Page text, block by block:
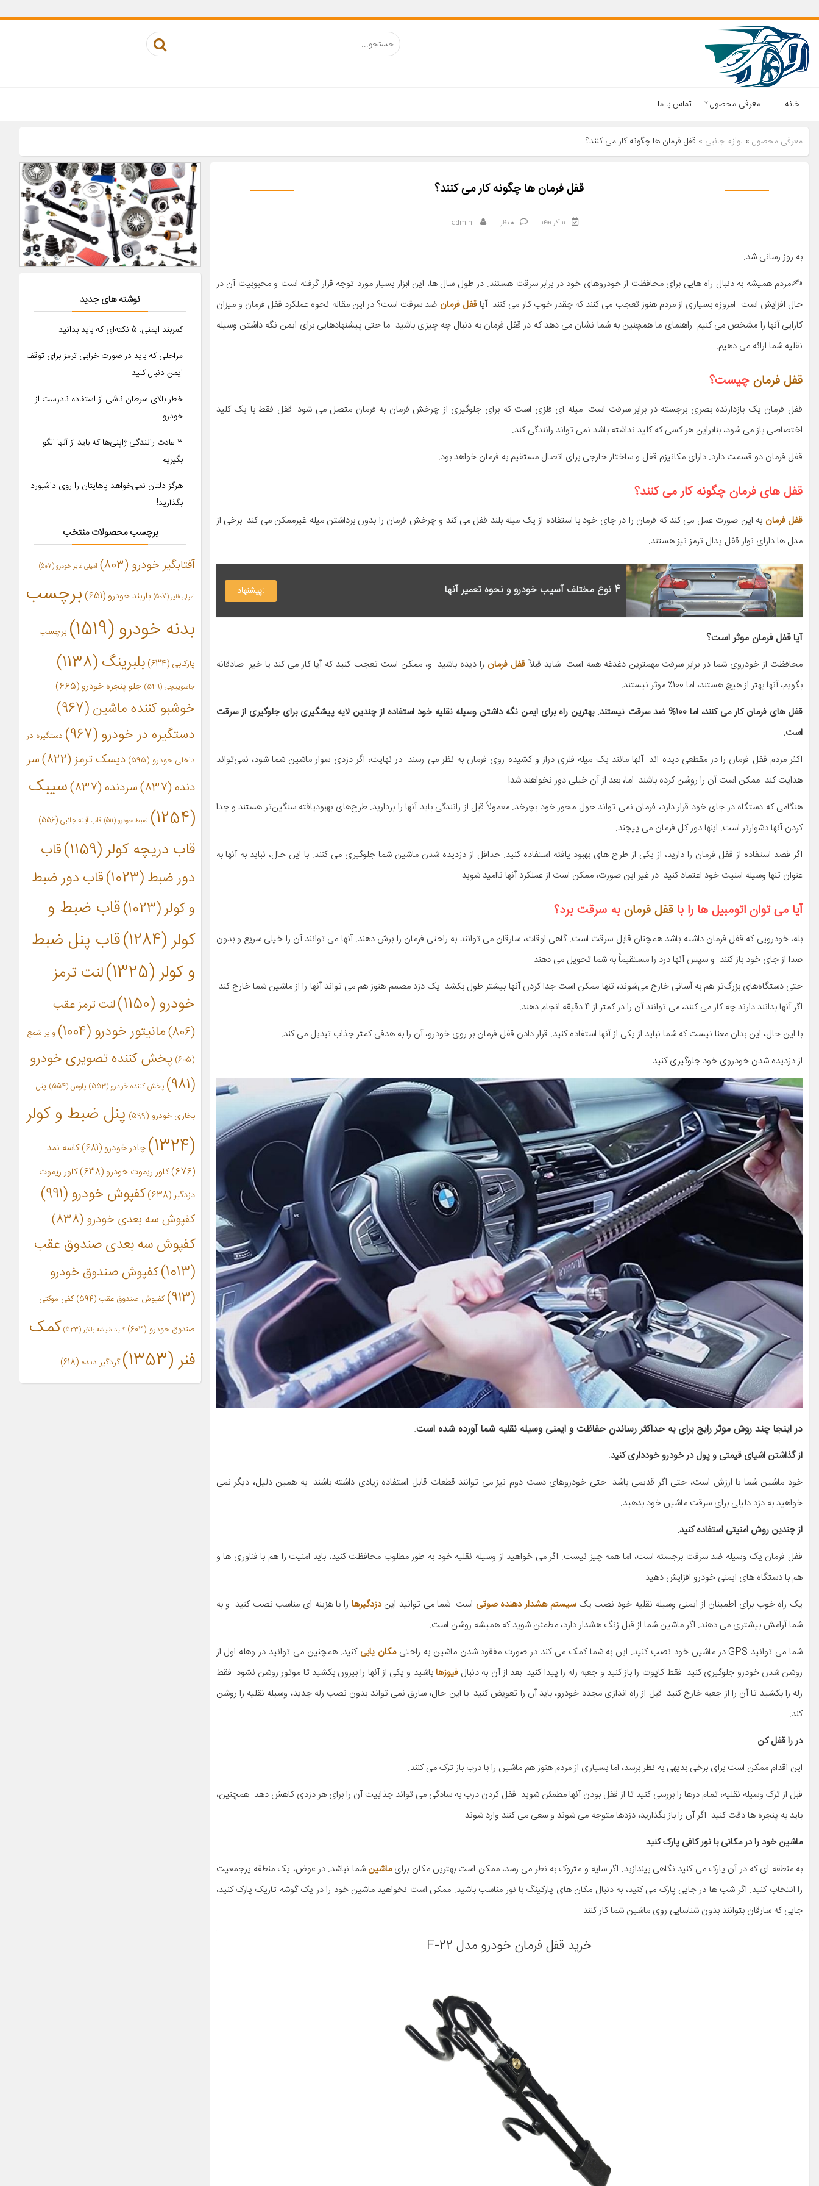
خانه معرفی محصول تماس با ما
معرفی محصول» لوازم جانبی » قفل فرمان ها چگونه کار می کنند؟
قفل فرمان ها چگونه کار می کنند؟
۱۱ آذر ۱۴۰۱ 0 نظر
به روز رسانی شد.
✍مردم همیشه به دنبال راه هایی برای محافظت از خودروهای خود در برابر سرقت هستند. در طول سال ها، این ابزار بسیار مورد توجه قرار گرفته است و محبوبیت آن در
حال افزایش است. امروزه بسیاری از مردم هنوز تعجب می کنند که چقدر خوب کار می کنند. آیاقفل فرمان ضد سرقت است؟ در این مقاله نحوه عملکرد قفل فرمان و میزان
کارایی آنها را مشخص می کنیم. راهنمای ما همچنین به شما نشان می دهد که در قفل فرمان به دنبال چه چیزی باشید. ما حتی پیشنهادهایی برای ایمن نگه داشتن وسیله
نقلیه شما ارائه می دهیم.
قفل فرمانچیست؟
قفل فرمان یک بازدارنده بصری برجسته در برابر سرقت است. میله ای فلزی است که برای جلوگیری از چرخش فرمان به فرمان متصل می شود. قفل فقط با یک کلید
اختصاصی باز می شود، بنابراین هر کسی که کلید نداشته باشد نمی تواند رانندگی کند.
قفل فرمان دو قسمت دارد. دارای مکانیزم قفل و ساختار خارجی برای اتصال مستقیم به فرمان خواهد بود.
قفل های فرمان چگونه کار می کنند؟
قفل فرمان به این صورت عمل می کند که فرمان را در جای خود با استفاده از یک میله بلند قفل می کند و چرخش فرمان را بدون برداشتن میله غیرممکن می کند. برخی از
مدل ها دارای نوار قفل پدال ترمز نیز هستند.
4 نوع مختلف آسیب خودرو و نحوه تعمیر آنها :پیشنهاد
آیا قفل فرمان موثر است؟
محافظت از خودروی شما در برابر سرقت مهمترین دغدغه همه است. شاید قبلاً قفل فرمان را دیده باشید. و، ممکن است تعجب کنید که آیا کار می کند یا خیر. صادقانه
بگویم، آنها بهتر از هیچ هستند، اما 100٪ موثر نیستند.
قفل های فرمان کار می کنند، اما 100% ضد سرقت نیستند. بهترین راه برای ایمن نگه داشتن وسیله نقلیه خود استفاده از چندین لایه پیشگیری برای جلوگیری از سرقت
است.
اکثر مردم قفل فرمان را در مقطعی دیده اند. آنها مانند یک میله فلزی دراز و کشیده روی فرمان به نظر می رسند. در نهایت، اگر دزدی سوار ماشین شما شود، نمی‌تواند
هدایت کند. ممکن است آن را روشن کرده باشند. اما، بعد از آن خیلی دور نخواهند شد!
هنگامی که دستگاه در جای خود قرار دارد، فرمان نمی تواند حول محور خود بچرخد. معمولاً قبل از رانندگی باید آنها را بردارید. طرح‌های بهبودیافته سنگین‌تر هستند و جدا
کردن آنها دشوارتر است. اینها دور کل فرمان می پیچند.
اگر قصد استفاده از قفل فرمان را دارید، از یکی از طرح های بهبود یافته استفاده کنید. حداقل از دزدیده شدن ماشین شما جلوگیری می کنند. با این حال، نباید به آنها به
عنوان تنها وسیله امنیت خود اعتماد کنید. در غیر این صورت، ممکن است از عملکرد آنها ناامید شوید.
آیا می توان اتومبیل ها را با قفل فرمانبه سرقت برد؟
بله، خودرویی که قفل فرمان داشته باشد همچنان قابل سرقت است. گاهی اوقات، سارقان می توانند به راحتی فرمان را برش دهند. آنها می توانند آن را خیلی سریع و بدون
صدا از جای خود باز کنند. و سپس آنها درد را مستقیماً به شما تحویل می دهند.
حتی دستگاه‌های بزرگ‌تر هم به آسانی خارج می‌شوند، تنها ممکن است جدا کردن آنها بیشتر طول بکشد. یک دزد مصمم هنوز هم می تواند آنها را از ماشین شما خارج کند.
اگر آنها بدانند دارند چه کار می کنند، می توانند آن را در کمتر از 4 دقیقه انجام دهند.
با این حال، این بدان معنا نیست که شما نباید از یکی از آنها استفاده کنید. قرار دادن قفل فرمان بر روی خودرو، آن را به هدفی کمتر جذاب تبدیل می کند.
از دزدیده شدن خودروی خود جلوگیری کنید
در اینجا چند روش موثر رایج برای به حداکثر رساندن حفاظت و ایمنی وسیله نقلیه شما آورده شده است.
از گذاشتن اشیای قیمتی و پول در خودرو خودداری کنید.
خود ماشین شما با ارزش است، حتی اگر قدیمی باشد. حتی خودروهای دست دوم نیز می توانند قطعات قابل استفاده زیادی داشته باشند. به همین دلیل، دیگر نمی
خواهید به دزد دلیلی برای سرقت ماشین خود بدهید.
از چندین روش امنیتی استفاده کنید.
قفل فرمان یک وسیله ضد سرقت برجسته است، اما همه چیز نیست. اگر می خواهید از وسیله نقلیه خود به طور مطلوب محافظت کنید، باید امنیت را هم با فناوری ها و
هم با دستگاه های ایمنی خودرو افزایش دهید.
یک راه خوب برای اطمینان از ایمنی وسیله نقلیه خود نصب یکسیستم هشدار دهنده صوتی است. شما می توانید ایندزدگیرها را با هزینه ای مناسب نصب کنید. و به
شما آرامش بیشتری می دهند. اگر ماشین شما از قبل زنگ هشدار دارد، مطمئن شوید که همیشه روشن است.
شما می توانید GPS در ماشین خود نصب کنید. این به شما کمک می کند در صورت مفقود شدن ماشین به راحتی
مکان یابی کنید. همچنین می توانید در وهله اول از
روشن شدن خودرو جلوگیری کنید. فقط کاپوت را باز کنید و جعبه رله را پیدا کنید. بعد از آن به دنبالفیوزهاباشید و یکی از آنها را بیرون بکشید تا موتور روشن نشود. فقط
رله را بکشید تا آن را از جعبه خارج کنید. قبل از راه اندازی مجدد خودرو، باید آن را تعویض کنید. با این حال، سارق نمی تواند بدون نصب رله جدید، وسیله نقلیه را روشن
کند.
در را قفل کن
این اقدام ممکن است برای برخی بدیهی به نظر برسد، اما بسیاری از مردم هنوز هم ماشین را با درب باز ترک می کنند.
قبل از ترک وسیله نقلیه، تمام درها را بررسی کنید تا از قفل بودن آنها مطمئن شوید. قفل کردن درب به سادگی می تواند جذابیت آن را برای هر دزدی کاهش دهد. همچنین،
باید به پنجره ها دقت کنید. اگر آن را باز بگذارید، دزدها متوجه می شوند و سعی می کنند وارد شوند.
ماشین خود را در مکانی با نور کافی پارک کنید
به منطقه ای که در آن پارک می کنید نگاهی بیندازید. اگر سایه و متروک به نظر می رسد، ممکن است بهترین مکان برایماشین شما نباشد. در عوض، یک منطقه پرجمعیت
را انتخاب کنید. اگر شب ها در جایی پارک می کنید، به دنبال مکان های پارکینگ با نور مناسب باشید. ممکن است نخواهید ماشین خود را در یک گوشه تاریک پارک کنید،
جایی که سارقان بتوانند بدون شناسایی روی ماشین شما کار کنند.
خرید قفل فرمان خودرو مدل F-22
نوشته های جدید
کمربند ایمنی: 5 نکته‌ای که باید بدانید
مراحلی که باید در صورت خرابی ترمز برای توقف
ایمن دنبال کنید
خطر بالای سرطان ناشی از استفاده نادرست از
خودرو
۳ عادت رانندگی ژاپنی‌ها که باید از آنها الگو
بگیریم
هرگز دلتان نمی‌خواهد پاهایتان را روی داشبورد
بگذارید!
برچسب محصولات منتخب
آفتابگیر خودرو (803) آمپلی فایر خودرو(507)
امپلی فایر (507) باربند خودرو(651)
برچسب
بدنه خودرو(1519) برچسب
پارکابی (634) بلبرینگ(1138)
جاسوییچی (549) جلو پنجره خودرو (665)
خوشبو کننده ماشین(967)
دستگیره در خودرو(967)
دستگیره در
داخلی خودرو (595) دیسک ترمز(822)
سر
دنده(837) سردنده(837)
سیبک
(1254)
ضبط خودرو(511) قاب آینه جانبی (556)
قاب دریچه کولر(1159)
قاب
دور ضبط(1023)
قاب دور ضبط
و کولر(1023)
قاب ضبط و
کولر(1284)
قاب پنل ضبط
و کولر(1325)
لنت ترمز
خودرو(1150)
لنت ترمز عقب
(806)
مانیتور خودرو(1004)
وایر شمع
(605)
پخش کننده تصویری خودرو
(981)
پخش کننده خودرو(553) پلوس(554) پنل
بخاری خودرو (599)
پنل ضبط و کولر
(1324)
چادر خودرو (681)
کاسه نمد
(676)
کاور ریموت خودرو(638)
کاور ریموت
دزدگیر(638) کفپوش خودرو(991)
کفپوش سه بعدی خودرو (838)
کفپوش سه بعدی صندوق عقب
(1013)
کفپوش صندوق خودرو
(913)
کفپوش صندوق عقب (594) کفی موکتی
صندوق خودرو (602) کلید شیشه بالابر(523)
کمک
فنر(1353) گردگیر دنده (618)